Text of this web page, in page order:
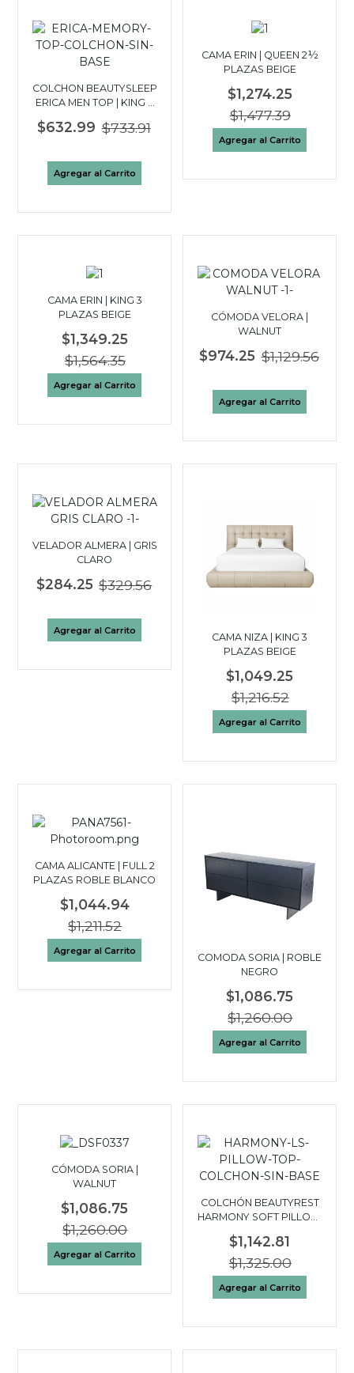
COLCHON BEAUTYSLEEP
ERICA MEN TOP | KING 3
$632.99 $733.91
Agregar al Carrito
CAMA ERIN | QUEEN 2½
PLAZAS BEIGE
$1,274.25
$1,477.39
Agregar al Carrito
CAMA ERIN | KING 3
PLAZAS BEIGE
$1,349.25
$1,564.35
Agregar al Carrito
CÓMODA VELORA |
WALNUT
$974.25 $1,129.56
Agregar al Carrito
VELADOR ALMERA | GRIS
CLARO
$284.25 $329.56
Agregar al Carrito
CAMA NIZA | KING 3
PLAZAS BEIGE
$1,049.25
$1,216.52
Agregar al Carrito
CAMA ALICANTE | FULL 2
PLAZAS ROBLE BLANCO
$1,044.94
$1,211.52
Agregar al Carrito
COMODA SORIA | ROBLE
NEGRO
$1,086.75
$1,260.00
Agregar al Carrito
CÓMODA SORIA |
WALNUT
$1,086.75
$1,260.00
Agregar al Carrito
COLCHÓN BEAUTYREST
HARMONY SOFT PILLOW
TOP | KING 3 PLAZAS
$1,142.81
$1,325.00
Agregar al Carrito